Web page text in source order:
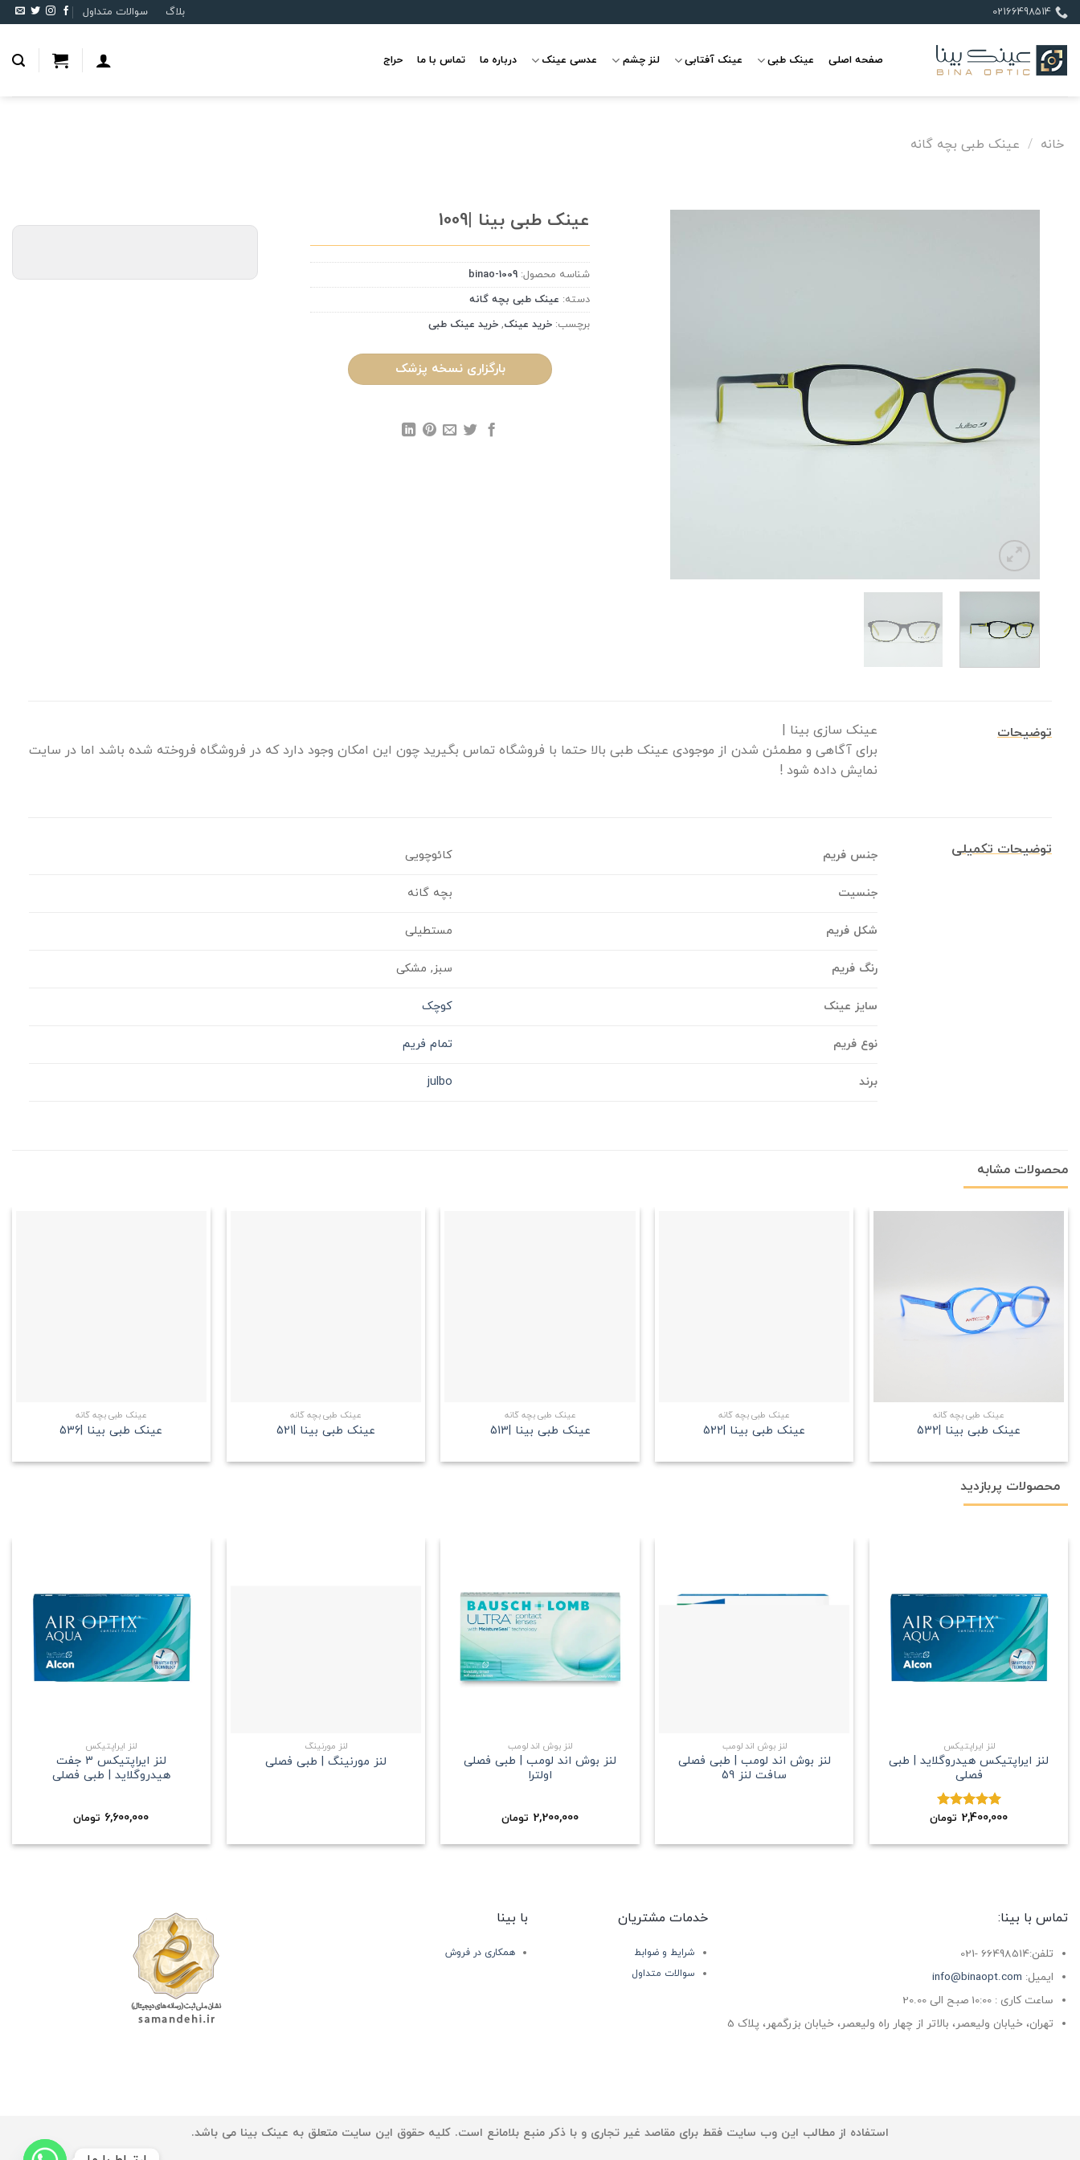
Skip
to
content
02166498514 بلاگ سوالات متداول
صفحه اصلی عینک طبی عینک آفتابی لنز چشم عدسی عینک درباره ما تماس با ما حراج
خانه / عینک طبی بچه گانه
عینک طبی بینا |1009
شناسه محصول: binao-1009
دسته: عینک طبی بچه گانه
برچسب: خرید عینک, خرید عینک طبی
بارگزاری نسخه پزشک
توضیحات
عینک سازی بینا |
برای آگاهی و مطمئن شدن از موجودی عینک طبی بالا حتما با فروشگاه تماس بگیرید چون این امکان وجود دارد که در فروشگاه فروخته شده باشد اما در سایت
نمایش داده شود !
توضیحات تکمیلی جنس فریم کائوچویی
جنسیت بچه گانه
شکل فریم مستطیلی
رنگ فریم سبز, مشکی
سایز عینک کوچک
نوع فریم تمام فریم
برند julbo
محصولات مشابه
عینک طبی بچه گانه
عینک طبی بینا |532
عینک طبی بچه گانه
عینک طبی بینا |522
عینک طبی بچه گانه
عینک طبی بینا |513
عینک طبی بچه گانه
عینک طبی بینا |521
عینک طبی بچه گانه
عینک طبی بینا |536
محصولات پربازدید
علاقه
لنز ایراپتیکس
لنز ایراپتیکس هیدروگلاید | طبی
فصلی
نمره5.002,400,000 تومان
علاقه
لنز بوش اند لومب
لنز بوش اند لومب | طبی فصلی
سافت لنز 59
علاقه
مندی
لنز بوش اند لومب
لنز بوش اند لومب | طبی فصلی
اولترا
2,200,000 تومان
لنز مورنینگ
لنز مورنینگ | طبی فصلی
علاقه
لنز ایراپتیکس
لنز ایراپتیکس 3 جفت
هیدروگلاید | طبی فصلی
6,600,000 تومان
تماس با بینا:
تلفن:66498514 -021
ایمیل: info@binaopt.com
ساعت کاری : 10:00 صبح الی 20.00
تهران، خیابان ولیعصر، بالاتر از چهار راه ولیعصر، خیابان بزرگمهر، پلاک 5
خدمات مشتریان
شرایط و ضوابط
سوالات متداول
با بینا
همکاری در فروش
استفاده از مطالب این وب سایت فقط برای مقاصد غیر تجاری و با ذکر منبع بلامانع است. کلیه حقوق این سایت متعلق به عینک بینا می باشد.